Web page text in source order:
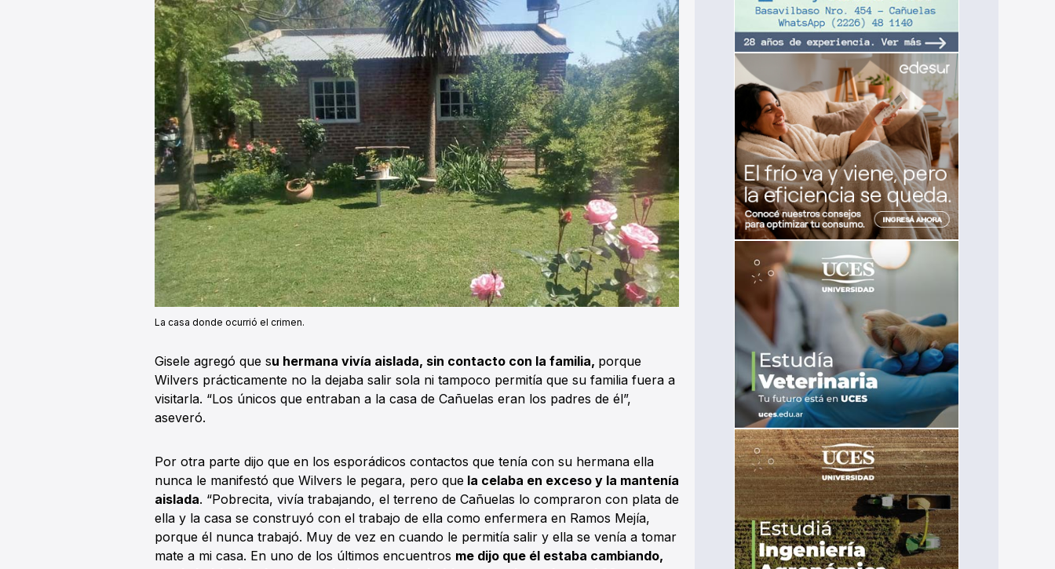
La casa donde ocurrió el crimen.
Gisele agregó que su hermana vivía aislada, sin contacto con la familia, porque
Wilvers prácticamente no la dejaba salir sola ni tampoco permitía que su familia fuera a
visitarla. “Los únicos que entraban a la casa de Cañuelas eran los padres de él”,
aseveró.
Por otra parte dijo que en los esporádicos contactos que tenía con su hermana ella
nunca le manifestó que Wilvers le pegara, pero que la celaba en exceso y la mantenía
aislada. “Pobrecita, vivía trabajando, el terreno de Cañuelas lo compraron con plata de
ella y la casa se construyó con el trabajo de ella como enfermera en Ramos Mejía,
porque él nunca trabajó. Muy de vez en cuando le permitía salir y ella se venía a tomar
mate a mi casa. En uno de los últimos encuentros me dijo que él estaba cambiando,